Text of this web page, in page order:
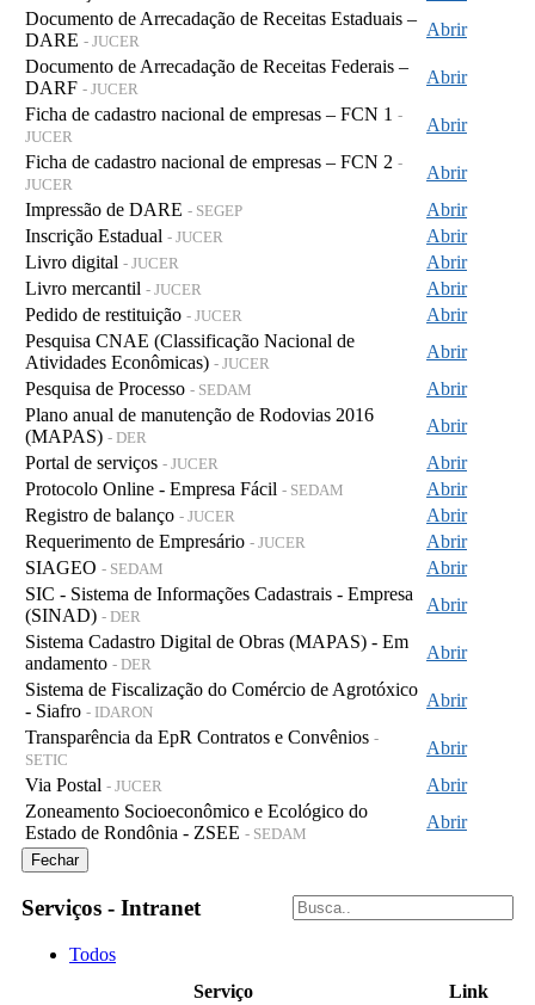
Documento de Arrecadação de Receitas Estaduais –
DARE - JUCER
Abrir
Documento de Arrecadação de Receitas Federais –
DARF - JUCER
Abrir
Ficha de cadastro nacional de empresas – FCN 1 -
JUCER
Abrir
Ficha de cadastro nacional de empresas – FCN 2 -
JUCER
Abrir
Impressão de DARE - SEGEP
Abrir
Inscrição Estadual - JUCER
Abrir
Livro digital - JUCER
Abrir
Livro mercantil - JUCER
Abrir
Pedido de restituição - JUCER
Abrir
Pesquisa CNAE (Classificação Nacional de
Atividades Econômicas) - JUCER
Abrir
Pesquisa de Processo - SEDAM
Abrir
Plano anual de manutenção de Rodovias 2016
(MAPAS) - DER
Abrir
Portal de serviços - JUCER
Abrir
Protocolo Online - Empresa Fácil - SEDAM
Abrir
Registro de balanço - JUCER
Abrir
Requerimento de Empresário - JUCER
Abrir
SIAGEO - SEDAM
Abrir
SIC - Sistema de Informações Cadastrais - Empresa
(SINAD) - DER
Abrir
Sistema Cadastro Digital de Obras (MAPAS) - Em
andamento - DER
Abrir
Sistema de Fiscalização do Comércio de Agrotóxico
- Siafro - IDARON
Abrir
Transparência da EpR Contratos e Convênios -
SETIC
Abrir
Via Postal - JUCER
Abrir
Zoneamento Socioeconômico e Ecológico do
Estado de Rondônia - ZSEE - SEDAM
Abrir
Fechar
Serviços - Intranet
Todos
Serviço
Link